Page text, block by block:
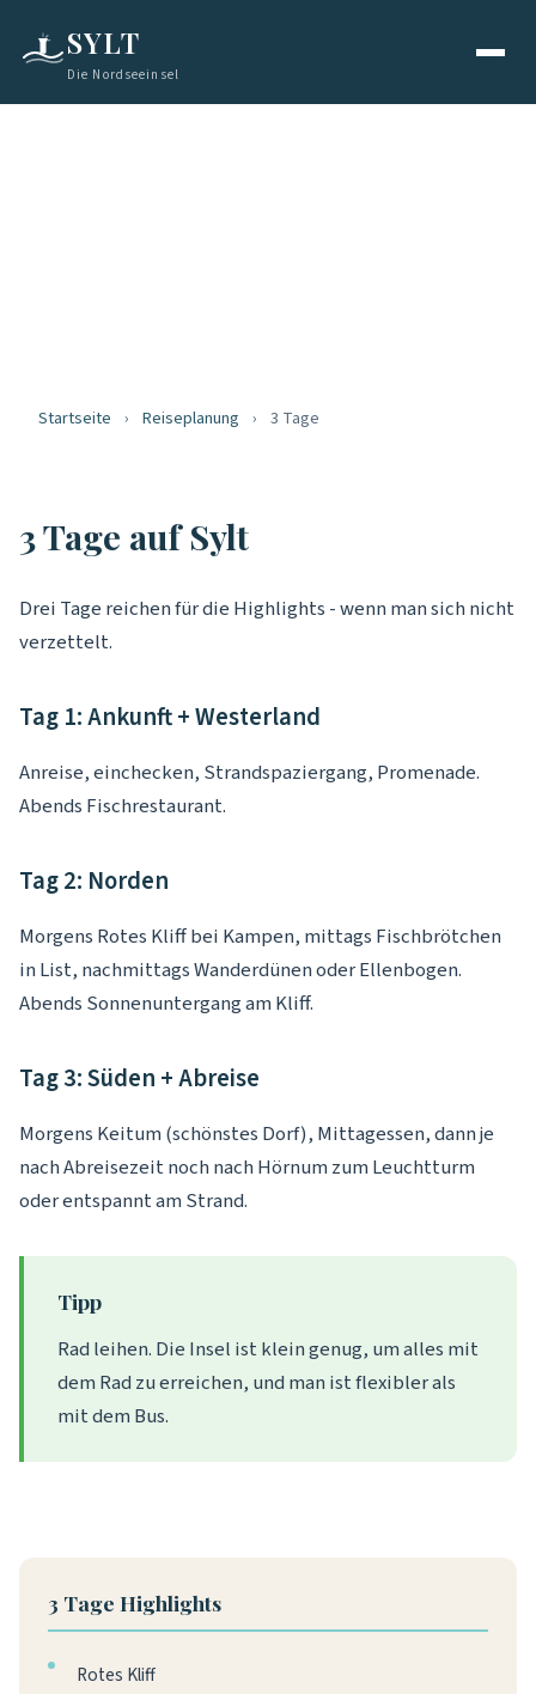
SYLT
Die Nordseeinsel
Startseite › Reiseplanung › 3 Tage
3 Tage auf Sylt
Drei Tage reichen für die Highlights - wenn man sich nicht
verzettelt.
Tag 1: Ankunft + Westerland
Anreise, einchecken, Strandspaziergang, Promenade.
Abends Fischrestaurant.
Tag 2: Norden
Morgens Rotes Kliff bei Kampen, mittags Fischbrötchen
in List, nachmittags Wanderdünen oder Ellenbogen.
Abends Sonnenuntergang am Kliff.
Tag 3: Süden + Abreise
Morgens Keitum (schönstes Dorf), Mittagessen, dann je
nach Abreisezeit noch nach Hörnum zum Leuchtturm
oder entspannt am Strand.
Tipp
Rad leihen. Die Insel ist klein genug, um alles mit
dem Rad zu erreichen, und man ist flexibler als
mit dem Bus.
3 Tage Highlights
Rotes Kliff